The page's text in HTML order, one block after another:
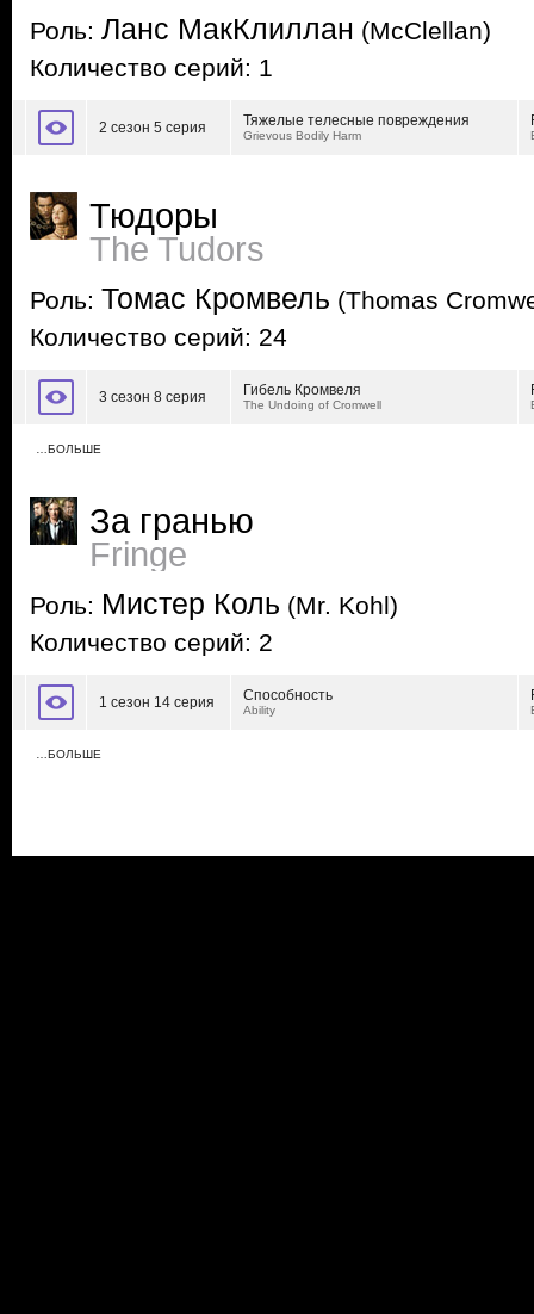
Роль: Ланс МакКлиллан (McClellan)
Количество серий: 1
2 сезон 5 серия Тяжелые телесные повреждения
Grievous Bodily Harm
Тюдоры
The Tudors
Роль: Томас Кромвель (Thomas
Количество серий: 24
3 сезон 8 серия Гибель Кромвеля
The Undoing of Cromwell
…БОЛЬШЕ
За гранью
Fringe
Роль: Мистер Коль (Mr. Kohl)
Количество серий: 2
1 сезон 14 серия Способность
Ability
…БОЛЬШЕ